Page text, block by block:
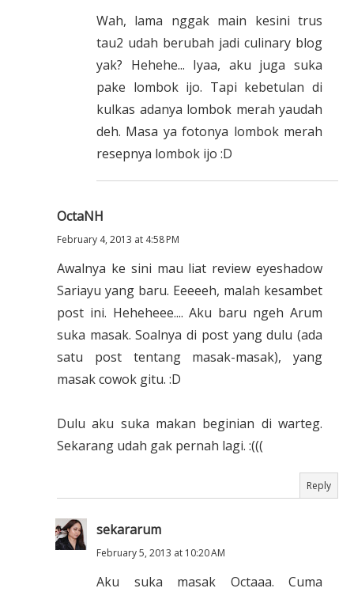
Wah, lama nggak main kesini trus
tau2 udah berubah jadi culinary blog
yak? Hehehe... Iyaa, aku juga suka
pake lombok ijo. Tapi kebetulan di
kulkas adanya lombok merah yaudah
deh. Masa ya fotonya lombok merah
resepnya lombok ijo :D
OctaNH
February 4, 2013 at 4:58 PM
Awalnya ke sini mau liat review eyeshadow
Sariayu yang baru. Eeeeeh, malah kesambet
post ini. Heheheee.... Aku baru ngeh Arum
suka masak. Soalnya di post yang dulu (ada
satu post tentang masak-masak), yang
masak cowok gitu. :D
Dulu aku suka makan beginian di warteg.
Sekarang udah gak pernah lagi. :(((
Reply
sekararum
February 5, 2013 at 10:20 AM
Aku suka masak Octaaa. Cuma